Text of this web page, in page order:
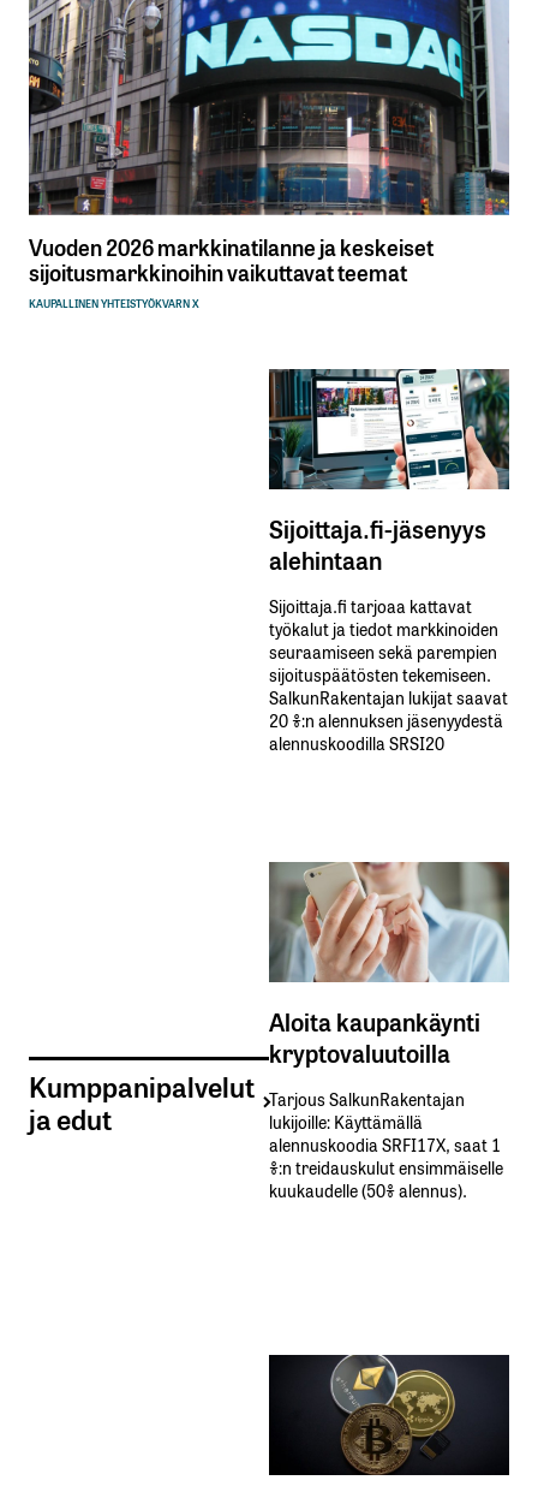
Vuoden 2026 markkinatilanne ja keskeiset
sijoitusmarkkinoihin vaikuttavat teemat
KAUPALLINEN YHTEISTYÖKVARN X
Kumppanipalvelut
ja edut
Sijoittaja.fi-jäsenyys
alehintaan
Sijoittaja.fi tarjoaa kattavat
työkalut ja tiedot markkinoiden
seuraamiseen sekä parempien
sijoituspäätösten tekemiseen.
SalkunRakentajan lukijat saavat
20 %:n alennuksen jäsenyydestä
alennuskoodilla SRSI20
Aloita kaupankäynti
kryptovaluutoilla
Tarjous SalkunRakentajan
lukijoille: Käyttämällä​ ​
alennuskoodia​ ​SRFI17X,​ ​saat​ ​1
%:n treidauskulut​ ​ensimmäiselle​ ​
kuukaudelle​ ​(50%​ ​alennus).